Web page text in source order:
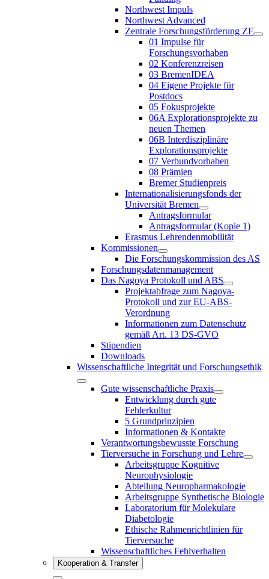
Northwest Impuls
Northwest Advanced
Zentrale Forschungsförderung ZF
01 Impulse für
Forschungsvorhaben
02 Konferenzreisen
03 BremenIDEA
04 Eigene Projekte für
Postdocs
05 Fokusprojekte
06A Explorationsprojekte zu
neuen Themen
06B Interdisziplinäre
Explorationsprojekte
07 Verbundvorhaben
08 Prämien
Bremer Studienpreis
Internationalisierungsfonds der
Universität Bremen
Antragsformular
Antragsformular (Kopie 1)
Erasmus Lehrendenmobilität
Kommissionen
Die Forschungskommission des AS
Forschungsdatenmanagement
Das Nagoya Protokoll und ABS
Projektabfrage zum Nagoya-
Protokoll und zur EU-ABS-
Verordnung
Informationen zum Datenschutz
gemäß Art. 13 DS-GVO
Stipendien
Downloads
Wissenschaftliche Integrität und Forschungsethik
Gute wissenschaftliche Praxis
Entwicklung durch gute
Fehlerkultur
5 Grundprinzipien
Informationen & Kontakte
Verantwortungsbewusste Forschung
Tierversuche in Forschung und Lehre
Arbeitsgruppe Kognitive
Neurophysiologie
Abteilung Neuropharmakologie
Arbeitsgruppe Synthetische Biologie
Laboratorium für Molekulare
Diabetologie
Ethische Rahmenrichtlinien für
Tierversuche
Wissenschaftliches Fehlverhalten
Kooperation & Transfer